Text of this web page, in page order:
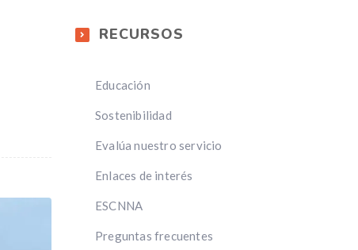
RECURSOS
Educación
Sostenibilidad
Evalúa nuestro servicio
Enlaces de interés
ESCNNA
Preguntas frecuentes